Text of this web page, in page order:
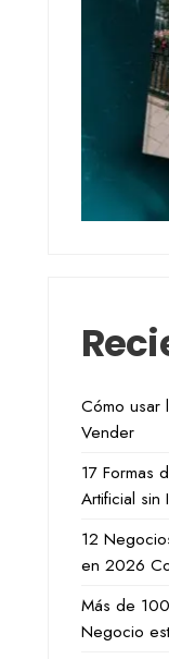
Cómo usar
Vender
17 Formas
Artificial sin
12
en 2026
Más de
Negocio